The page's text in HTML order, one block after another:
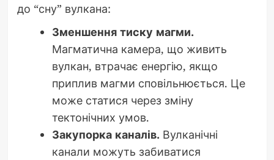
до “сну” вулкана:
Зменшення тиску магми.
Магматична камера, що живить
вулкан, втрачає енергію, якщо
приплив магми сповільнюється. Це
може статися через зміну
тектонічних умов.
Закупорка каналів. Вулканічні
канали можуть забиватися